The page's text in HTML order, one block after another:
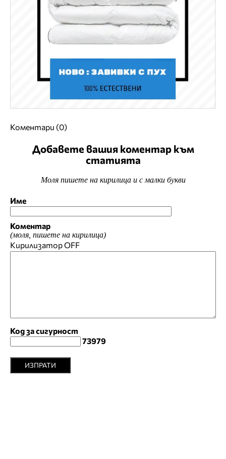
Коментари (0)
Добавете вашия коментар към
статията
Моля пишете на кирилица и с малки букви
Име
Коментар
(моля, пишете на кирилица)
КирилизаторOFF
Код за сигурност
73979
ИЗПРАТИ